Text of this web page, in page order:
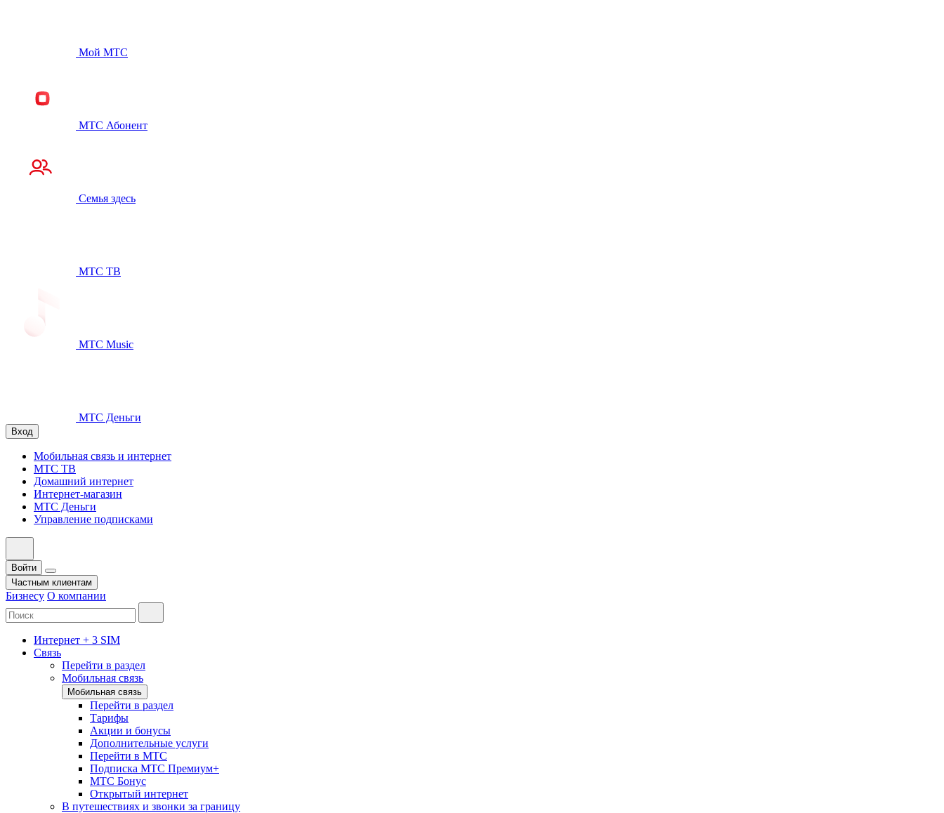
Мой МТС
МТС Абонент
Семья здесь
МТС ТВ
МТС Music
МТС Деньги
Вход
Мобильная связь и интернет
МТС ТВ
Домашний интернет
Интернет-магазин
МТС Деньги
Управление подписками
Войти
Частным клиентам
Бизнесу О компании
Интернет + 3 SIM
Связь
Перейти в раздел
Мобильная связь
Мобильная связь
Перейти в раздел
Тарифы
Акции и бонусы
Дополнительные услуги
Перейти в МТС
Подписка МТС Премиум+
МТС Бонус
Открытый интернет
В путешествиях и звонки за границу